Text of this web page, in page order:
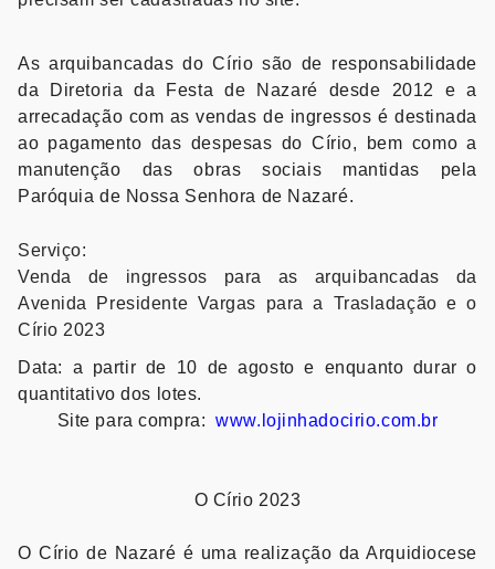
As arquibancadas do Círio são de responsabilidade
da Diretoria da Festa de Nazaré desde 2012 e a
arrecadação com as vendas de ingressos é destinada
ao pagamento das despesas do Círio, bem como a
manutenção das obras sociais mantidas pela
Paróquia de Nossa Senhora de Nazaré.
Serviço:
Venda de ingressos para as arquibancadas da
Avenida Presidente Vargas para a Trasladação e o
Círio 2023
Data: a partir de 10 de agosto e enquanto durar o
quantitativo dos lotes.
Site para compra:
www.lojinhadocirio.com.br
O Círio 2023
O Círio de Nazaré é uma realização da Arquidiocese